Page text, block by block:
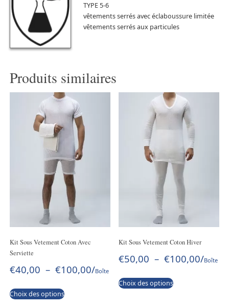
TYPE 5-6
vêtements serrés avec éclaboussure limitée
vêtements serrés aux particules
Produits similaires
Kit Sous Vetement Coton Avec
Serviette
€40,00 – €100,00/Boîte
Choix des options
Kit Sous Vetement Coton Hiver
€50,00 – €100,00/Boîte
Choix des options